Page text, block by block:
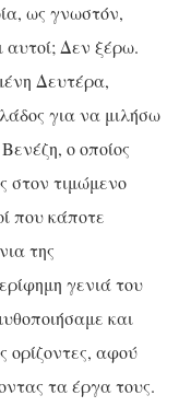
ως γνωστόν,
αυτοί; Δεν ξέρω.
Δευτέρα,
για να μιλήσω
ο οποίος
στον τιμώμενο
που κάποτε
της
γενιά του
και
ορίζοντες, αφού
τα έργα τους.